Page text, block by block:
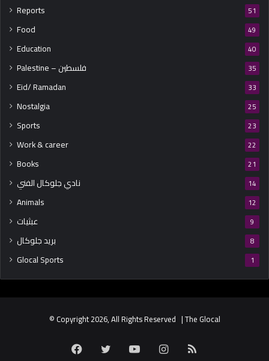
Reports 51
Food 49
Education 40
Palestine – فلسطين 35
Eid/ Ramadan 33
Nostalgia 25
Sports 23
Work & career 22
Books 21
نادي جلوكال الفني 14
Animals 12
عبثيات 9
بريد جلوكال 8
Glocal Sports 1
© Copyright 2026, All Rights Reserved | The Glocal
Facebook Twitter YouTubeInstagram